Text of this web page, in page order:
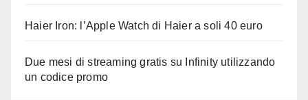
Haier Iron: l’Apple Watch di Haier a soli 40 euro
Due mesi di streaming gratis su Infinity utilizzando
un codice promo